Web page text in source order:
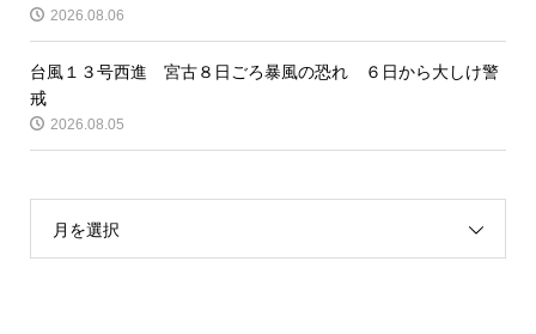
2026.08.06
台風１３号西進 宮古８日ごろ暴風の恐れ ６日から大しけ警
戒
2026.08.05
月を選択